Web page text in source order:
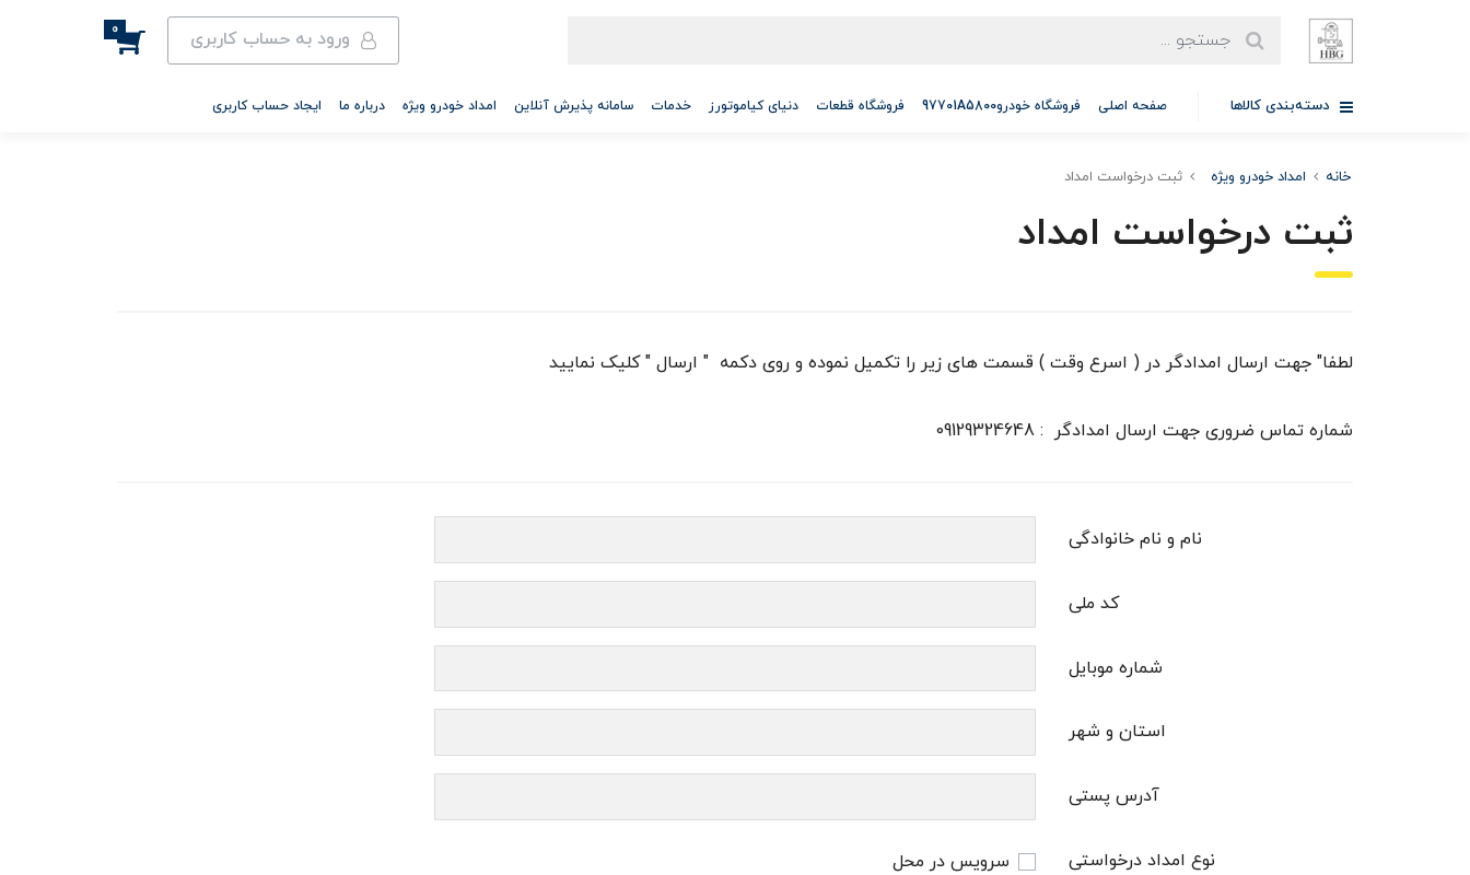
ورود به حساب کاربری 0
دسته‌بندی کالاها صفحه اصلی فروشگاه خودرو97701A5800 فروشگاه قطعات دنیای کیاموتورز خدمات سامانه پذیرش آنلاین امداد خودرو ویژه درباره ما ایجاد حساب کاربری
خانه امداد خودرو ویژه ثبت درخواست امداد
ثبت درخواست امداد
لطفا" جهت ارسال امدادگر در ( اسرع وقت ) قسمت های زیر را تکمیل نموده و روی دکمه " ارسال " کلیک نمایید
شماره تماس ضروری جهت ارسال امدادگر : 09129324648
نام و نام خانوادگی
کد ملی
شماره موبایل
استان و شهر
آدرس پستی
نوع امداد درخواستی
سرویس در محل